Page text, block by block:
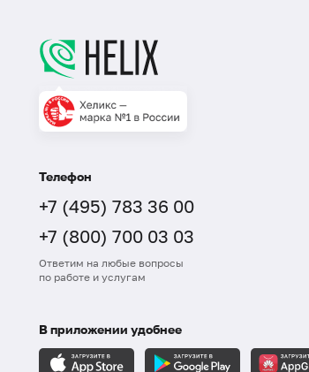
Телефон
+7 (495) 783 36 00
+7 (800) 700 03 03
Ответим на любые вопросы
по работе и услугам
В приложении удобнее